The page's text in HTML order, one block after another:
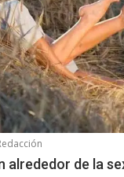
alrededor de la